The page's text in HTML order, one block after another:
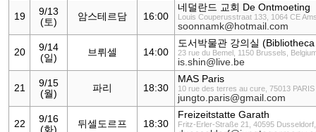
19
9/13
(토)
암스테르담 16:00
네덜란드 교회 De Ontmoeting
Louis Couperusstraat 133, 1064 CE
soonnamk@hotmail.com
20
9/14
(일)
브뤼셀 14:00
도서박물관 강의실
23 rue du Bemel, 1150 Brussels,
is.shin@live.be
21
9/15
(월)
파리 18:30
MAS Paris
10 rue des terres au cure, 75013
jungto.paris@gmail.com
22
9/16
(화)
뒤셀도르프 18:30
Freizeitstatte Garath
Fritz-Erler-Straße 21, 40595